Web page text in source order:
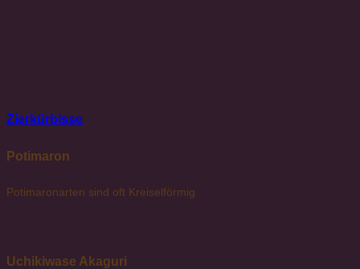
Zierkürbisse
Potimaron
Potimaronarten sind oft Kreiselförmig
Uchikiwase Akaguri